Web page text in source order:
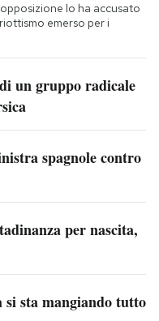
lo ha accusato
emerso per i
un gruppo radicale
spagnole contro
per nascita,
si sta mangiando tutto